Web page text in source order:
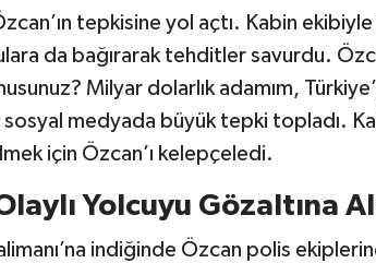
tepkisine yol açtı. Kabin
da bağırarak tehditler savurdu.
Milyar dolarlık adamım,
medyada büyük tepki topladı.
için Özcan’ı kelepçeledi.
Yolcuyu Gözaltına
indiğinde Özcan polis